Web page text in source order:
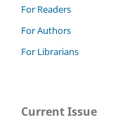
For Readers
For Authors
For Librarians
Current Issue